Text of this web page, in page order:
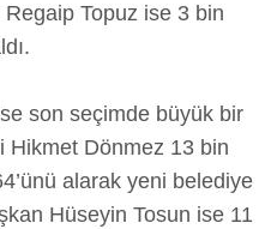
Regaip Topuz ise 3 bin
son seçimde büyük bir
Hikmet Dönmez 13 bin
alarak yeni belediye
Hüseyin Tosun ise 11